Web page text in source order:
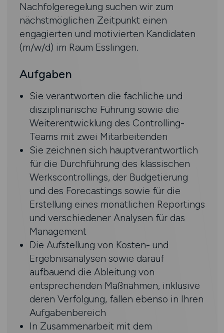
Nachfolgeregelung suchen wir zum
nächstmöglichen Zeitpunkt einen
engagierten und motivierten Kandidaten
(m/w/d) im Raum Esslingen.
Aufgaben
Sie verantworten die fachliche und
disziplinarische Führung sowie die
Weiterentwicklung des Controlling-
Teams mit zwei Mitarbeitenden
Sie zeichnen sich hauptverantwortlich
für die Durchführung des klassischen
Werkscontrollings, der Budgetierung
und des Forecastings sowie für die
Erstellung eines monatlichen Reportings
und verschiedener Analysen für das
Management
Die Aufstellung von Kosten- und
Ergebnisanalysen sowie darauf
aufbauend die Ableitung von
entsprechenden Maßnahmen, inklusive
deren Verfolgung, fallen ebenso in Ihren
Aufgabenbereich
In Zusammenarbeit mit dem